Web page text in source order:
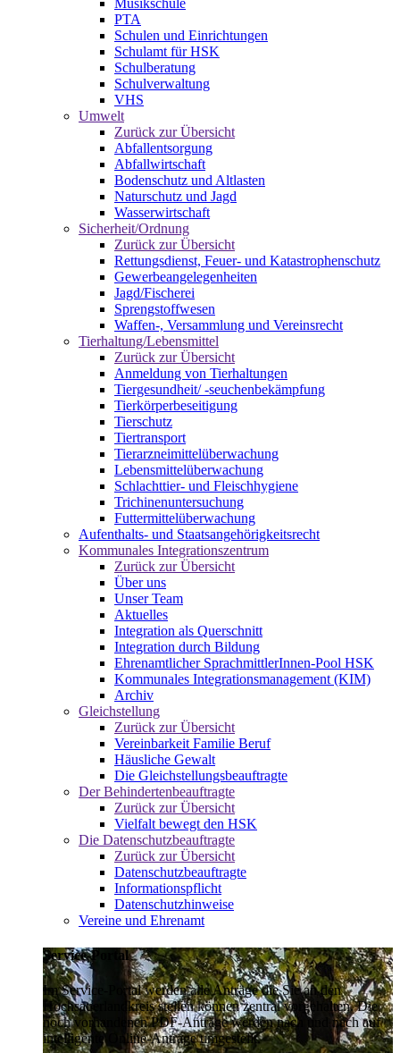
PTA
Schulen und Einrichtungen
Schulamt für HSK
Schulberatung
Schulverwaltung
VHS
Umwelt
Zurück zur Übersicht
Abfallentsorgung
Abfallwirtschaft
Bodenschutz und Altlasten
Naturschutz und Jagd
Wasserwirtschaft
Sicherheit/Ordnung
Zurück zur Übersicht
Rettungsdienst, Feuer- und Katastrophenschutz
Gewerbeangelegenheiten
Jagd/Fischerei
Sprengstoffwesen
Waffen-, Versammlung und Vereinsrecht
Tierhaltung/Lebensmittel
Zurück zur Übersicht
Anmeldung von Tierhaltungen
Tiergesundheit/ -seuchenbekämpfung
Tierkörperbeseitigung
Tierschutz
Tiertransport
Tierarzneimittelüberwachung
Lebensmittelüberwachung
Schlachttier- und Fleischhygiene
Trichinenuntersuchung
Futtermittelüberwachung
Aufenthalts- und Staatsangehörigkeitsrecht
Kommunales Integrationszentrum
Zurück zur Übersicht
Über uns
Unser Team
Aktuelles
Integration als Querschnitt
Integration durch Bildung
Ehrenamtlicher SprachmittlerInnen-Pool HSK
Kommunales Integrationsmanagement (KIM)
Archiv
Gleichstellung
Zurück zur Übersicht
Vereinbarkeit Familie Beruf
Häusliche Gewalt
Die Gleichstellungsbeauftragte
Der Behindertenbeauftragte
Zurück zur Übersicht
Vielfalt bewegt den HSK
Die Datenschutzbeauftragte
Zurück zur Übersicht
Datenschutzbeauftragte
Informationspflicht
Datenschutzhinweise
Vereine und Ehrenamt
Service-Portal
Im Service-Portal werden alle Anträge die Sie an den
Hochsauerlandkreis stellen können zentral vorgehalten. Die
noch vorhandenen PDF-Anträge werden nach und nach auf
intelligente Online-Anträge umgestellt.